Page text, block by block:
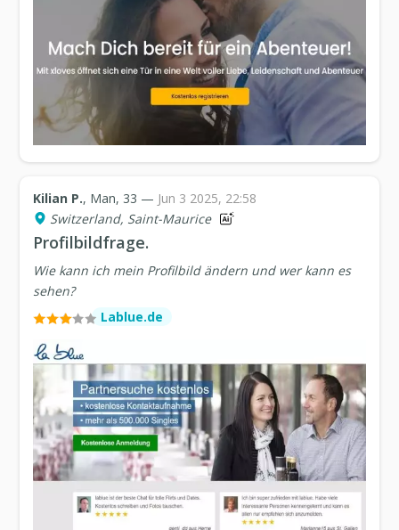
Kilian P., Man, 33 — Jun 3 2025, 22:58
Switzerland, Saint-Maurice
Profilbildfrage.
Wie kann ich mein Profilbild ändern und wer kann es
sehen?
Lablue.de